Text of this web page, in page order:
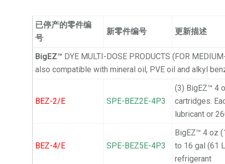
已停产的零件编
号
新零件编号 更新描述
BigEZ™ DYE MULTI-DOSE PRODUCTS (FOR
also compatible with mineral oil, PVE oil and alkyl
BEZ-2/E SPE-BEZ2E-4P3
(3) BigEZ™ 4
cartridges.
lubricant or
BEZ-4/E SPE-BEZ5E-4P3
BigEZ™ 4 oz
to 16 gal (61
refrigerant